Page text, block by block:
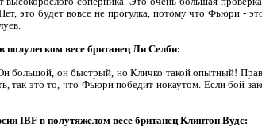
это будет вовсе не прогулка, потому что Фьюри -
весе британец Ли Селби:
большой, он быстрый, но Кличко такой опытный!
так это то, что Фьюри победит нокаутом. Если бой
IBF в полутяжелом весе британец Клинтон Вудс: